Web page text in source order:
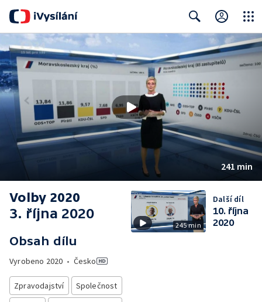
Search Close
241 min
Volby 2020
3. října 2020
Obsah dílu
Vyrobeno 2020 • Česko
Zpravodajství
Společnost
245 min
Další díl
10. října
2020